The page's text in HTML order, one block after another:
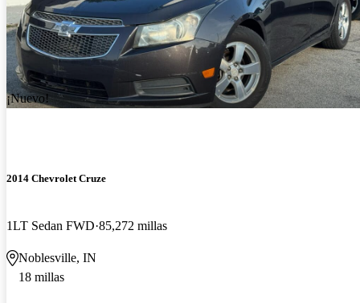
¡Nuevo!
2014 Chevrolet Cruze
1LT Sedan FWD 85,272 millas
Noblesville, IN
18 millas